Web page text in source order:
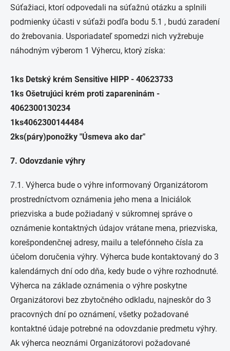
Súťažiaci, ktorí odpovedali na súťažnú otázku a splnili
podmienky účasti v súťaži podľa bodu 5.1 , budú zaradení
do žrebovania. Usporiadateľ spomedzi nich vyžrebuje
náhodným výberom 1 Výhercu, ktorý získa:
1ks Detský krém Sensitive HIPP - 40623733
1ks Ošetrujúci krém proti zapareninám -
4062300130234
1ks4062300144484
2ks(páry)ponožky "Úsmeva ako dar"
7. Odovzdanie výhry
7.1. Výherca bude o výhre informovaný Organizátorom
prostredníctvom oznámenia jeho mena a Iniciálok
priezviska a bude požiadaný v súkromnej správe o
oznámenie kontaktných údajov vrátane mena, priezviska,
korešpondenčnej adresy, mailu a telefónneho čísla za
účelom doručenia výhry. Výherca bude kontaktovaný do 3
kalendárnych dní odo dňa, kedy bude o výhre rozhodnuté.
Výherca na základe oznámenia o výhre poskytne
Organizátorovi bez zbytočného odkladu, najneskôr do 3
pracovných dní po oznámení, všetky požadované
kontaktné údaje potrebné na odovzdanie predmetu výhry.
Ak výherca neoznámi Organizátorovi požadované